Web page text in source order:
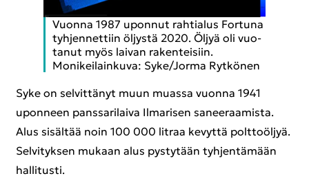
Vuon­na 1987 upon­nut rah­tia­lus For­tu­na
tyh­jen­net­tiin öl­jys­tä 2020. Öljyä oli vuo­
ta­nut myös lai­van ra­ken­tei­siin.
Mo­ni­kei­lain­ku­va: Syke/Jorma Ryt­kö­nen
Syke on sel­vit­tä­nyt muun muas­sa vuon­na 1941
upon­neen pans­sa­ri­lai­va Il­ma­ri­sen sa­nee­raa­mis­ta.
Alus si­säl­tää noin 100 000 lit­raa ke­vyt­tä polt­to­öl­jyä.
Sel­vi­tyk­sen mu­kaan alus pys­ty­tään tyh­jen­tä­mään
hal­li­tus­ti.